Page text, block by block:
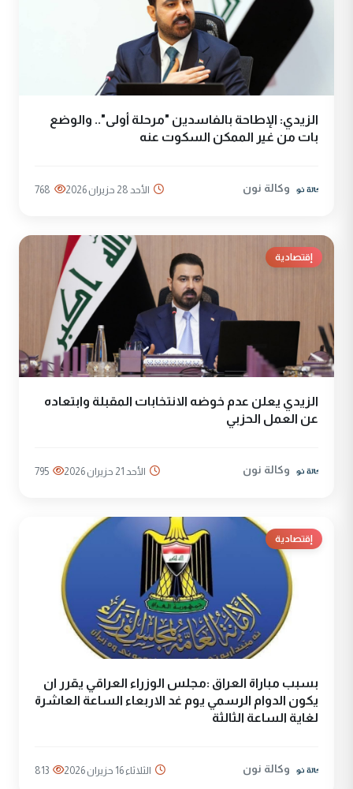
الزيدي: الإطاحة بالفاسدين "مرحلة أولى".. والوضع
بات من غير الممكن السكوت عنه
وكالة نون الأحد 28 حزيران 2026 768
إقتصادية
الزيدي يعلن عدم خوضه الانتخابات المقبلة وابتعاده
عن العمل الحزبي
وكالة نون الأحد 21 حزيران 2026 795
إقتصادية
بسبب مباراة العراق :مجلس الوزراء العراقي يقرر ان
يكون الدوام الرسمي يوم غد الاربعاء الساعة العاشرة
لغاية الساعة الثالثة
وكالة نون الثلاثاء 16 حزيران 2026 813